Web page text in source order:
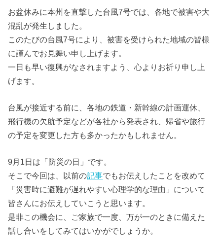
お盆休みに本州を直撃した台風7号では、各地で被害や大
混乱が発生しました。
このたびの台風7号により、被害を受けられた地域の皆様
に謹んでお見舞い申し上げます。
一日も早い復興がなされますよう、心よりお祈り申し上
げます。
台風が接近する前に、各地の鉄道・新幹線の計画運休、
飛行機の欠航予定などが各社から発表され、帰省や旅行
の予定を変更した方も多かったかもしれません。
9月1日は「防災の日」です。
そこで今回は、以前の記事でもお伝えしたことを改めて
「災害時に避難が遅れやすい心理学的な理由」について
皆さんにお伝えしていこうと思います。
是非この機会に、ご家族で一度、万が一のときに備えた
話し合いをしてみてはいかがでしょうか。